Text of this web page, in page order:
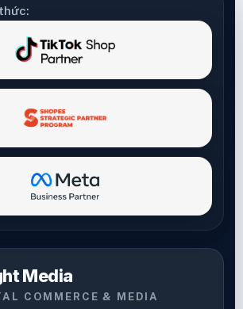
Media
COMMERCE & MEDIA